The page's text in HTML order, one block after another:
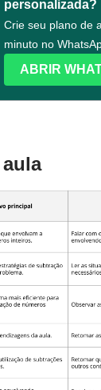
personalizada?
Crie seu plano de
minuto no
ABRIR